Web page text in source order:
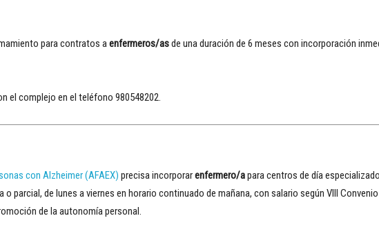
para contratos a enfermeros/asde una duración de 6 meses con incorporación
el complejo en el teléfono 980548202.
con Alzheimer (AFAEX) precisa incorporarenfermero/apara centros de día
parcial, de lunes a viernes en horario continuado de mañana, con salario según VIII
de la autonomía personal.